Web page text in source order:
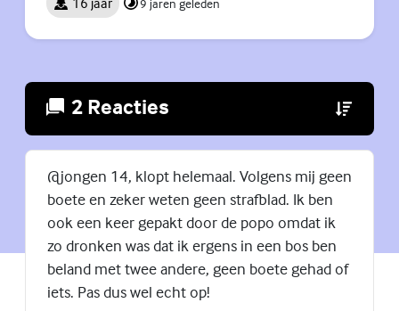
2 Reacties (Externe
@jongen 14, klopt helemaal. Volgens mij geen
boete en zeker weten geen strafblad. Ik ben
ook een keer gepakt door de popo omdat ik
zo dronken was dat ik ergens in een bos ben
beland met twee andere, geen boete gehad of
iets. Pas dus wel echt op!